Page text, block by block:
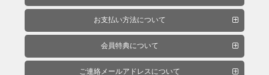
お支払い方法について
会員特典について
ご連絡メールアドレスについて